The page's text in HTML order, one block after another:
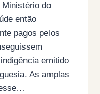
do
então
pagos pelos
emitido
As amplas